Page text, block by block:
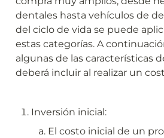
dentales hasta vehículos de
del ciclo de vida se puede
estas categorías. A
algunas de las características
deberá incluir al realizar un
Inversión inicial:
El costo inicial de un